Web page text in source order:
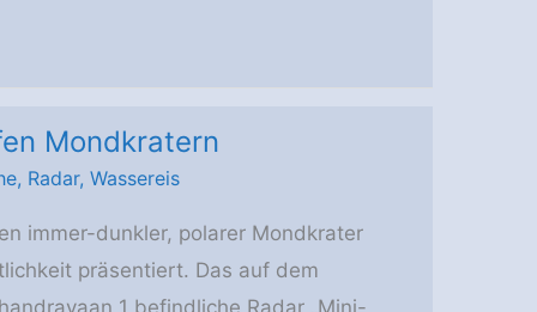
Mondkratern
, Radar, Wassereis
immer-dunkler, polarer Mondkrater
präsentiert. Das auf dem